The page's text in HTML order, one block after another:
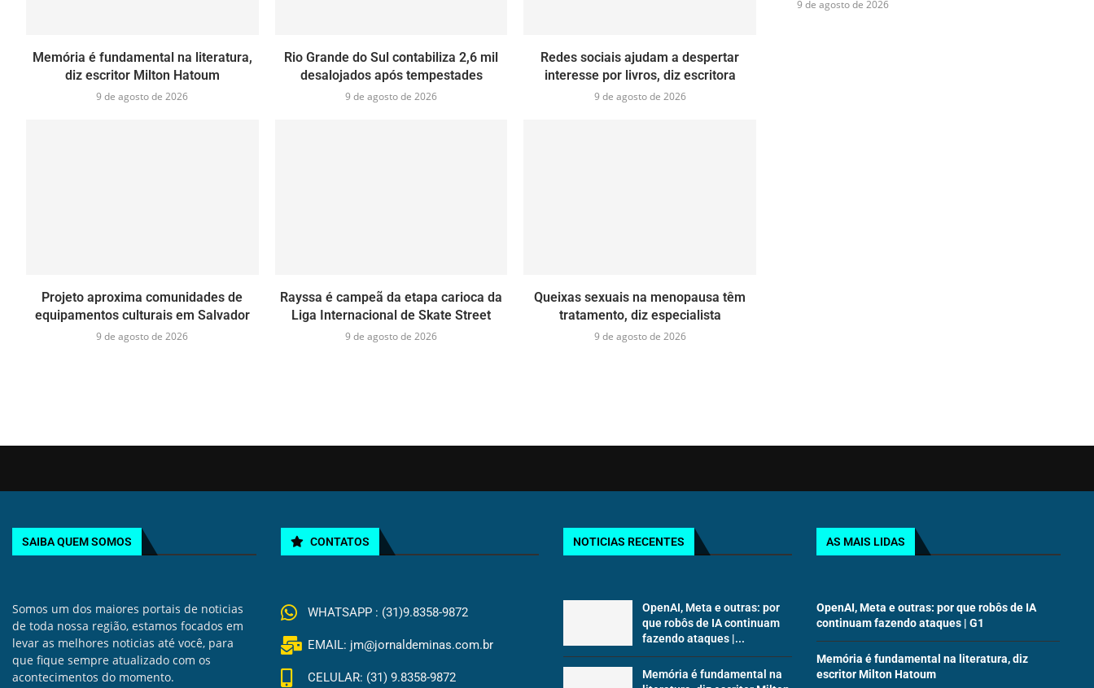
Memória é fundamental na literatura,
diz escritor Milton Hatoum
9 de agosto de 2026
Rio Grande do Sul contabiliza 2,6 mil
desalojados após tempestades
9 de agosto de 2026
Redes sociais ajudam a despertar
interesse por livros, diz escritora
9 de agosto de 2026
Projeto aproxima comunidades de
equipamentos culturais em Salvador
9 de agosto de 2026
Rayssa é campeã da etapa carioca da
Liga Internacional de Skate Street
9 de agosto de 2026
Queixas sexuais na menopausa têm
tratamento, diz especialista
9 de agosto de 2026
9 de agosto de 2026
SAIBA QUEM SOMOS
Somos um dos maiores portais de noticias
de toda nossa região, estamos focados em
levar as melhores noticias até você, para
que fique sempre atualizado com os
acontecimentos do momento.
CONTATOS
WHATSAPP : (31)9.8358-9872
EMAIL: jm@jornaldeminas.com.br
CELULAR: (31) 9.8358-9872
NOTICIAS RECENTES
OpenAI, Meta e outras: por
que robôs de IA continuam
fazendo ataques |...
Memória é fundamental na
AS MAIS LIDAS
OpenAI, Meta e outras: por que robôs de IA
continuam fazendo ataques | G1
Memória é fundamental na literatura, diz
escritor Milton Hatoum